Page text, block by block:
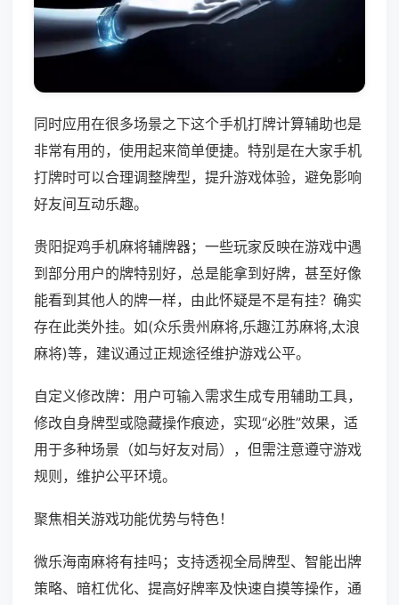
同时应用在很多场景之下这个手机打牌计算辅助也是
非常有用的，使用起来简单便捷。特别是在大家手机
打牌时可以合理调整牌型，提升游戏体验，避免影响
好友间互动乐趣。
贵阳捉鸡手机麻将辅牌器；一些玩家反映在游戏中遇
到部分用户的牌特别好，总是能拿到好牌，甚至好像
能看到其他人的牌一样，由此怀疑是不是有挂？确实
存在此类外挂。如(众乐贵州麻将,乐趣江苏麻将,太浪
麻将)等，建议通过正规途径维护游戏公平。
自定义修改牌：用户可输入需求生成专用辅助工具，
修改自身牌型或隐藏操作痕迹，实现“必胜”效果，适
用于多种场景（如与好友对局），但需注意遵守游戏
规则，维护公平环境。
聚焦相关游戏功能优势与特色！
微乐海南麻将有挂吗；支持透视全局牌型、智能出牌
策略、暗杠优化、提高好牌率及快速自摸等操作，通